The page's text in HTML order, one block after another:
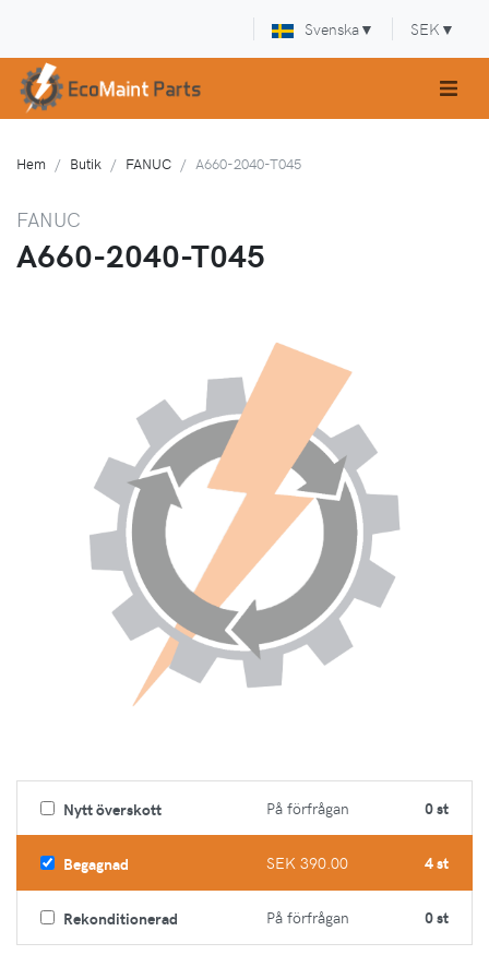
Svenska▼ SEK ▼
Hem Butik FANUC A660-2040-T045
FANUC
A660-2040-T045
Nytt överskott På förfrågan 0 st
Begagnad SEK 390.00 4 st
Rekonditionerad På förfrågan 0 st